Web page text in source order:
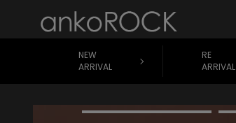
NEW
ARRIVAL
RE
ARRIVAL